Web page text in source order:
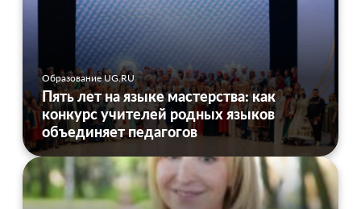
Образование UG.RU
Пять лет на языке мастерства: как
конкурс учителей родных языков
объединяет педагогов